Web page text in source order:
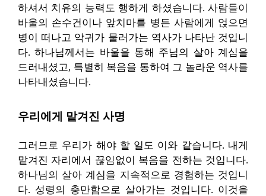
하셔서 치유의 능력도 행하게 하셨습니다. 사람들이
바울의 손수건이나 앞치마를 병든 사람에게 얹으면
병이 떠나고 악귀가 물러가는 역사가 나타난 것입니
다. 하나님께서는 바울을 통해 주님의 살아 계심을
드러내셨고, 특별히 복음을 통하여 그 놀라운 역사를
나타내셨습니다.
우리에게 맡겨진 사명
그러므로 우리가 해야 할 일도 이와 같습니다. 내게
맡겨진 자리에서 끊임없이 복음을 전하는 것입니다.
하나님의 살아 계심을 지속적으로 경험하는 것입니
다. 성령의 충만함으로 살아가는 것입니다. 이것을